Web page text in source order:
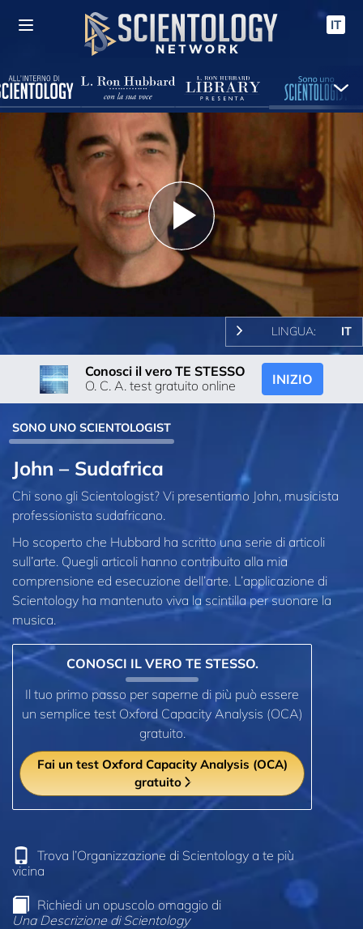
IT
Play
Video
LINGUA: IT
Conosci il vero TE STESSO
O. C. A. test gratuito online
INIZIO
SONO UNO SCIENTOLOGIST
John – Sudafrica
Chi sono gli Scientologist? Vi presentiamo John, musicista
professionista sudafricano.
Ho scoperto che Hubbard ha scritto una serie di articoli
sull’arte. Quegli articoli hanno contribuito alla mia
comprensione ed esecuzione dell’arte. L’applicazione di
Scientology ha mantenuto viva la scintilla per suonare la
musica.
CONOSCI IL VERO TE STESSO.
Il tuo primo passo per saperne di più può essere
un semplice test Oxford Capacity Analysis (OCA)
gratuito.
Fai un test Oxford Capacity Analysis (OCA)
gratuito
Trova l’Organizzazione di Scientology a te più
vicina
Richiedi un opuscolo omaggio di
Una Descrizione di Scientology